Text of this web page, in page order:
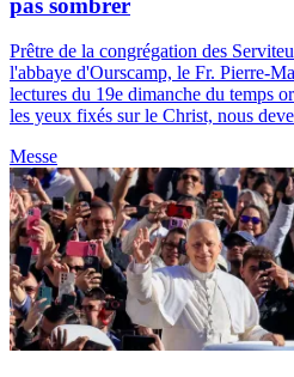
pas sombrer
Prêtre de la congrégation des
l'abbaye d'Ourscamp, le Fr. Pierre-
lectures du 19e dimanche du temps
les yeux fixés sur le Christ, nous
Messe